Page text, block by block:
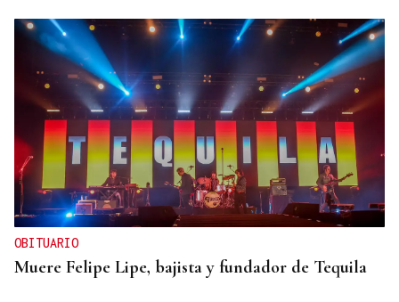
OBITUARIO
Muere Felipe Lipe, bajista y fundador de Tequila